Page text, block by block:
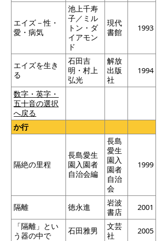
エイズ－性・
愛・病気
池上千寿
子／ミル
トン・ダ
イアモン
ド
現代
書館
1993
エイズを生き
る
石田吉
明・村上
弘光
解放
出版
社
1994
数字・英字・
五十音の選択
へ戻る
か行
隔絶の里程
長島愛生
園入園者
自治会編
長島
愛生
園入
園者
自治
会
1999
隔離 徳永進
岩波
書店
2001
「隔離」とい
う器の中で
石田雅男
文芸
社
2005